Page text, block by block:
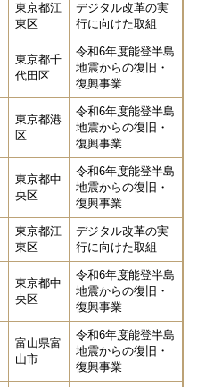
東京都江
東区
デジタル改革の実
行に向けた取組
東京都千
代田区
令和6年度能登半島
地震からの復旧・
復興事業
東京都港
区
令和6年度能登半島
地震からの復旧・
復興事業
東京都中
央区
令和6年度能登半島
地震からの復旧・
復興事業
東京都江
東区
デジタル改革の実
行に向けた取組
東京都中
央区
令和6年度能登半島
地震からの復旧・
復興事業
富山県富
山市
令和6年度能登半島
地震からの復旧・
復興事業